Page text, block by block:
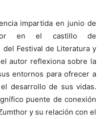
impartida en junio de
en el castillo de
Festival de Literatura y
autor reflexiona sobre la
entornos para ofrecer a
desarrollo de sus vidas.
puente de conexión
y su relación con el